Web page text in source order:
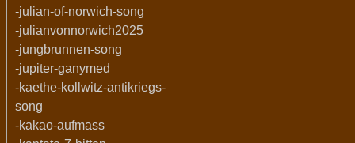
-julian-of-norwich-song
-julianvonnorwich2025
-jungbrunnen-song
-jupiter-ganymed
-kaethe-kollwitz-antikriegs-
song
-kakao-aufmass